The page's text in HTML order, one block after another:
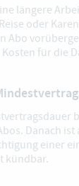
längere
oder
Abo
für die
Danach
einer
kündbar.